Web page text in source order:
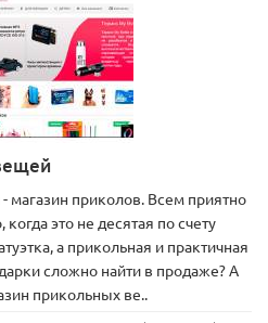
магазин приколов. Всем приятно
это не десятая по счету
а прикольная и практичная
сложно найти в продаже? А
прикольных ве..